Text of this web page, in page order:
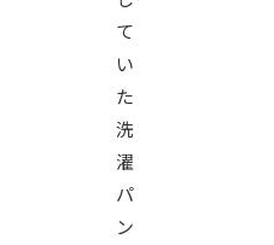
て
い
た
洗
濯
パ
ン